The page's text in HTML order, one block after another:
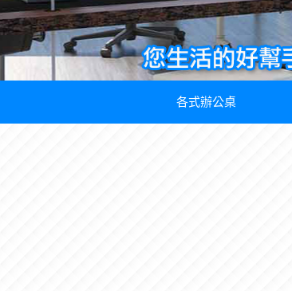
各式辦公桌